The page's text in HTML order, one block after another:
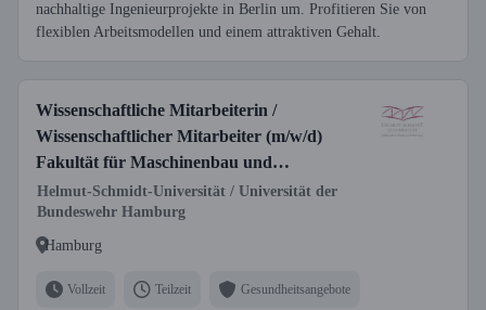
nachhaltige Ingenieurprojekte in Berlin um. Profitieren Sie von
flexiblen Arbeitsmodellen und einem attraktiven Gehalt.
Wissenschaftliche Mitarbeiterin /
Wissenschaftlicher Mitarbeiter (m/w/d)
Fakultät für Maschinenbau und
Bauingenieurwesen, Professur für
Geotechnik
Helmut-Schmidt-Universität / Universität der
Bundeswehr Hamburg
Hamburg
Vollzeit Teilzeit Gesundheitsangebote